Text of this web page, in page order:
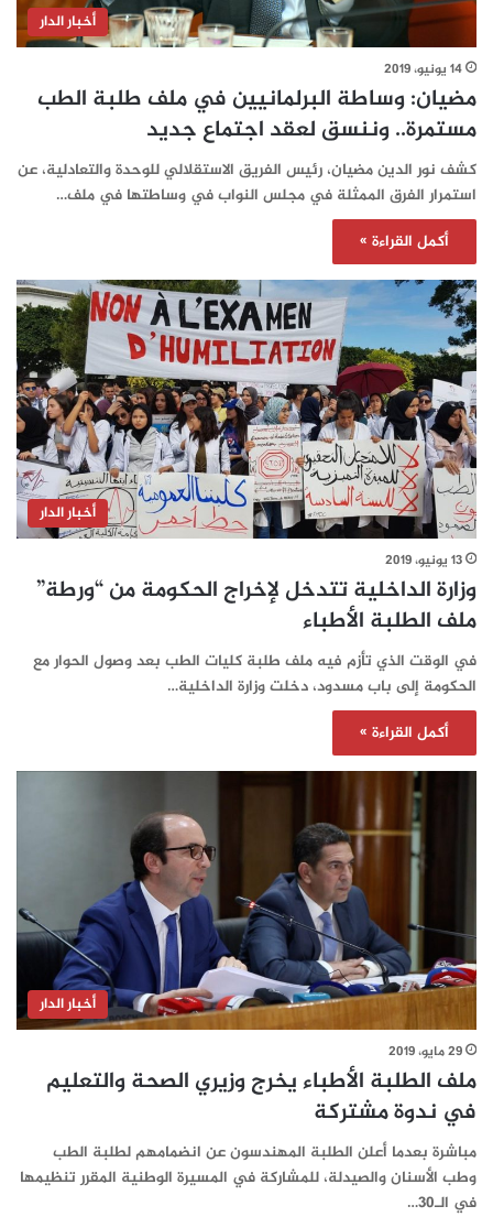
أخبار الدار
14 يونيو، 2019
مضيان: وساطة البرلمانيين في ملف طلبة الطب
مستمرة.. وننسق لعقد اجتماع جديد
كشف نور الدين مضيان، رئيس الفريق الاستقلالي للوحدة والتعادلية، عن
استمرار الفرق الممثلة في مجلس النواب في وساطتها في ملف…
أكمل القراءة »
أخبار الدار
13 يونيو، 2019
وزارة الداخلية تتدخل لإخراج الحكومة من “ورطة”
ملف الطلبة الأطباء
في الوقت الذي تأزم فيه ملف طلبة كليات الطب بعد وصول الحوار مع
الحكومة إلى باب مسدود، دخلت وزارة الداخلية…
أكمل القراءة »
أخبار الدار
29 مايو، 2019
ملف الطلبة الأطباء يخرج وزيري الصحة والتعليم
في ندوة مشتركة
مباشرة بعدما أعلن الطلبة المهندسون عن انضمامهم لطلبة الطب
وطب الأسنان والصيدلة، للمشاركة في المسيرة الوطنية المقرر تنظيمها
في الـ30…